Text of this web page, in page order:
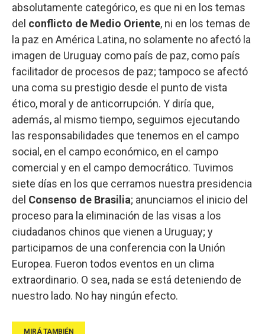
absolutamente categórico, es que ni en los temas
del conflicto de Medio Oriente, ni en los temas de
la paz en América Latina, no solamente no afectó la
imagen de Uruguay como país de paz, como país
facilitador de procesos de paz; tampoco se afectó
una coma su prestigio desde el punto de vista
ético, moral y de anticorrupción. Y diría que,
además, al mismo tiempo, seguimos ejecutando
las responsabilidades que tenemos en el campo
social, en el campo económico, en el campo
comercial y en el campo democrático. Tuvimos
siete días en los que cerramos nuestra presidencia
del Consenso de Brasilia; anunciamos el inicio del
proceso para la eliminación de las visas a los
ciudadanos chinos que vienen a Uruguay; y
participamos de una conferencia con la Unión
Europea. Fueron todos eventos en un clima
extraordinario. O sea, nada se está deteniendo de
nuestro lado. No hay ningún efecto.